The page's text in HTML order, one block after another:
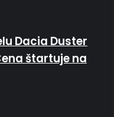
Dacia Duster
štartuje na